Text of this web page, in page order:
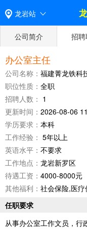
龙岩站
公司简介 招
办公室主任
公司名称： 福建菁龙铁科
职位性质： 全职
招聘人数： 1
更新时间： 2026-08-06
学历要求： 本科
工作经验： 5年以上
英语水平： 不要求
工作地点： 龙岩新罗区
待遇工资： 4000-8000元
其他福利： 社会保险,医
任职要求
从事办公室工作文员，行